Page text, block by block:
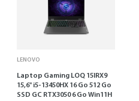
LENOVO
Laptop Gaming LOQ 15IRX9
15,6'' i5-13450HX 16 Go 512 Go
SSD GC RTX3050 6 Go Win11H